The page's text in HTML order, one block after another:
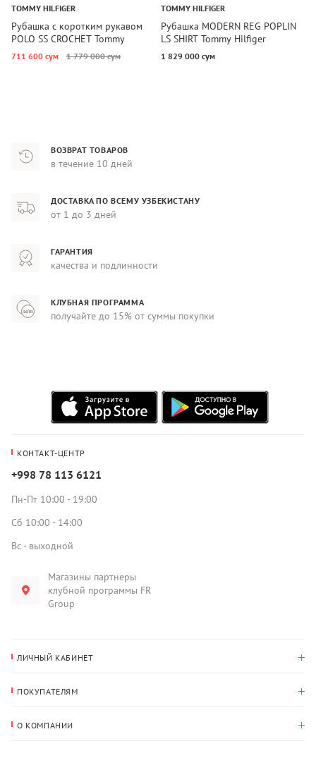
TOMMY HILFIGER
Рубашка с коротким рукавом
POLO SS CROCHET Tommy
Hilfiger
711 600 сум 1 779 000 сум
TOMMY HILFIGER
Рубашка MODERN REG POPLIN
LS SHIRT Tommy Hilfiger
1 829 000 сум
ВОЗВРАТ ТОВАРОВ
в течение 10 дней
ДОСТАВКА ПО ВСЕМУ УЗБЕКИСТАНУ
от 1 до 3 дней
ГАРАНТИЯ
качества и подлинности
КЛУБНАЯ ПРОГРАММА
получайте до 15% от суммы покупки
КОНТАКТ-ЦЕНТР
+998 78 113 6121
Пн-Пт 10:00 - 19:00
Сб 10:00 - 14:00
Вс - выходной
Магазины партнеры
клубной программы FR
Group
ЛИЧНЫЙ КАБИНЕТ
Адрес для доставки
ПОКУПАТЕЛЯМ
О КОМПАНИИ